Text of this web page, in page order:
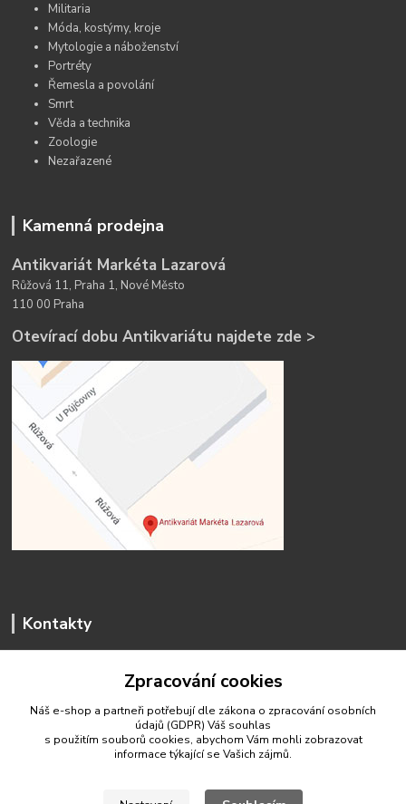
Militaria
Móda, kostýmy, kroje
Mytologie a náboženství
Portréty
Řemesla a povolání
Smrt
Věda a technika
Zoologie
Nezařazené
Kamenná prodejna
Antikvariát Markéta Lazarová
Růžová 11, Praha 1, Nové Město
110 00 Praha
Otevírací dobu Antikvariátu najdete zde >
Kontakty
antikvariat.marketa.lazarova@gmail.com
Zpracování cookies
Náš e-shop a partneři potřebují dle zákona o zpracování osobních
údajů (GDPR) Váš souhlas
s použitím souborů cookies, abychom Vám mohli zobrazovat
informace týkající se Vašich zájmů.